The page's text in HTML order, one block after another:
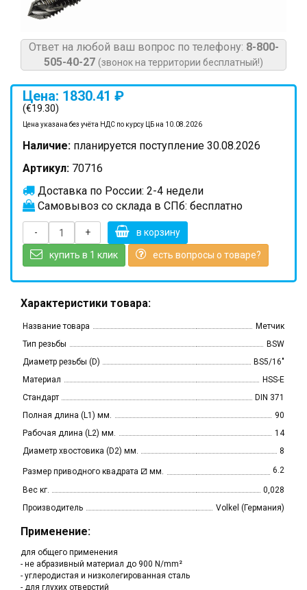
Ответ на любой ваш вопрос по телефону: 8-800-
505-40-27 (звонок на территории бесплатный!)
Цена: 1830.41 ₽
(€19.30)
Цена указана без учёта НДС по курсу ЦБ на 10.08.2026
Наличие: планируется поступление 30.08.2026
Артикул: 70716
Доставка по России: 2-4 недели
Самовывоз со склада в СПб: бесплатно
- + в корзину
купить в 1 клик есть вопросы о товаре?
Характеристики товара:
Название товара
Метчик
Тип резьбы
BSW
Диаметр резьбы (D)
BS5/16"
Материал
HSS-E
Стандарт
DIN 371
Полная длина (L1) мм.
90
Рабочая длина (L2) мм.
14
Диаметр хвостовика (D2) мм.
8
Размер приводного квадрата ⧄ мм. 6.2
Вес кг.
0,028
Производитель
Volkel (Германия)
Применение:
для общего применения
- не абразивный материал до 900 N/mm²
- углеродистая и низколегированная сталь
- для глухих отверстий